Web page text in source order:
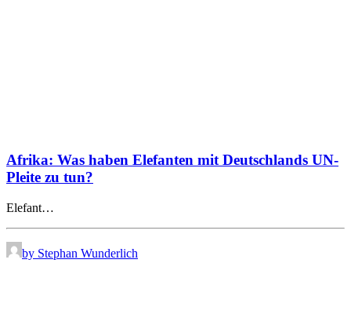
Afrika: Was haben Elefanten mit Deutschlands UN-
Pleite zu tun?
Elefant…
by Stephan Wunderlich